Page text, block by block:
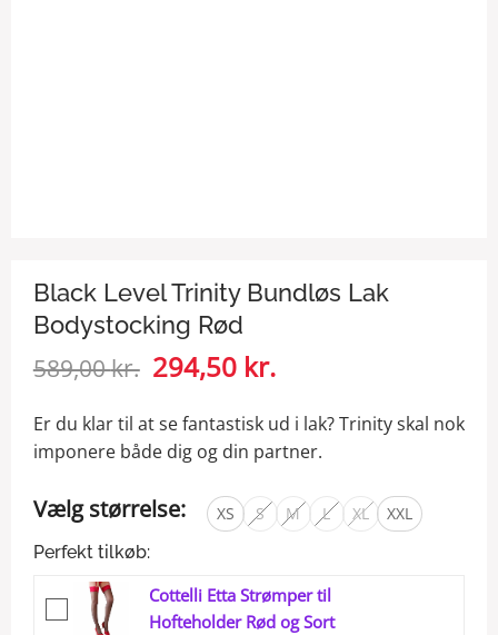
Black Level Trinity Bundløs Lak
Bodystocking Rød
589,00kr. Den
oprindelige
pris
var:
589,00 kr..
294,50 kr.
aktuelle
pris
er:
294,50 kr..
Er du klar til at se fantastisk ud i lak? Trinity skal nok
imponere både dig og din partner.
Vælg størrelse: XS S M L XL
XXL
Perfekt tilkøb:
Cottelli Etta Strømper til
Hofteholder Rød og Sort